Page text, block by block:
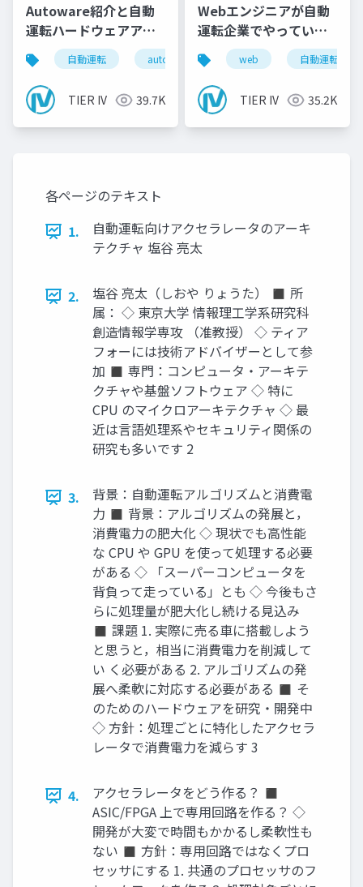
Autoware紹介と自動
運転ハードウェアアー
キテクチャ
自動運転 autoware tieriv fpga
TIER IV 39.7K
Webエンジニアが自動
運転企業でやっている
こと
web 自動運転
TIER IV 35.2K
各ページのテキスト
1.
自動運転向けアクセラレータのアーキ
テクチャ 塩谷 亮太
2.
塩谷 亮太（しおや りょうた） ◼ 所
属： ◇ 東京大学 情報理工学系研究科
創造情報学専攻 （准教授） ◇ ティア
フォーには技術アドバイザーとして参
加 ◼ 専門：コンピュータ・アーキテ
クチャや基盤ソフトウェア ◇ 特に
CPU のマイクロアーキテクチャ ◇ 最
近は言語処理系やセキュリティ関係の
研究も多いです 2
3.
背景：自動運転アルゴリズムと消費電
力 ◼ 背景：アルゴリズムの発展と，
消費電力の肥大化 ◇ 現状でも高性能
な CPU や GPU を使って処理する必要
がある ◇ 「スーパーコンピュータを
背負って走っている」とも ◇ 今後もさ
らに処理量が肥大化し続ける見込み
◼ 課題 1. 実際に売る車に搭載しよう
と思うと，相当に消費電力を削減して
い く必要がある 2. アルゴリズムの発
展へ柔軟に対応する必要がある ◼ そ
のためのハードウェアを研究・開発中
◇ 方針：処理ごとに特化したアクセラ
レータで消費電力を減らす 3
4.
アクセラレータをどう作る？ ◼
ASIC/FPGA 上で専用回路を作る？ ◇
開発が大変で時間もかかるし柔軟性も
ない ◼ 方針：専用回路ではなくプロ
セッサにする 1. 共通のプロセッサのフ